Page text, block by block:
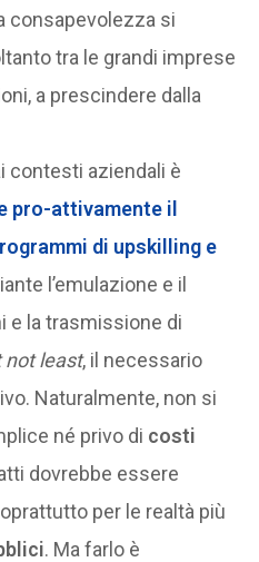
consapevolezza si
tra le grandi imprese
a prescindere dalla
contesti aziendali è
pro-attivamente il
di upskilling e
l’emulazione e il
e la trasmissione di
not least, il necessario
Naturalmente, non si
né privo di costi
dovrebbe essere
per le realtà più
. Ma farlo è